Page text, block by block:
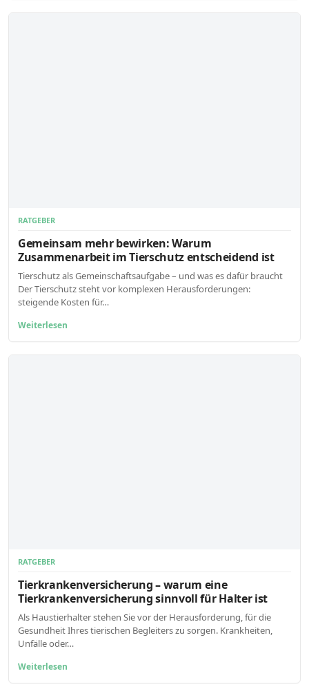
RATGEBER
Gemeinsam mehr bewirken: Warum
Zusammenarbeit im Tierschutz entscheidend ist
Tierschutz als Gemeinschaftsaufgabe – und was es dafür braucht
Der Tierschutz steht vor komplexen Herausforderungen:
steigende Kosten für…
Weiterlesen
RATGEBER
Tierkrankenversicherung – warum eine
Tierkrankenversicherung sinnvoll für Halter ist
Als Haustierhalter stehen Sie vor der Herausforderung, für die
Gesundheit Ihres tierischen Begleiters zu sorgen. Krankheiten,
Unfälle oder…
Weiterlesen